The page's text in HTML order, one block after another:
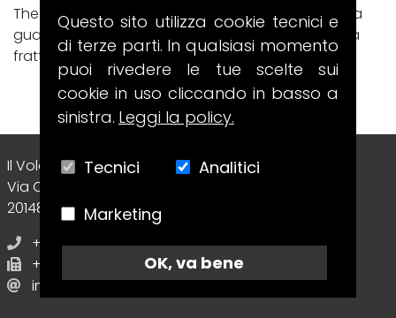
The Wow! Signal è il disco con cui i Muse tornano a
guardare il cosmo, ma lo fanno passando da una
frattura intima e totalmente...
Il Volo Srl Editore
Via Collecchio, 8
20148 - Milano (MI) - Italy
+39 02.70638412
+39 02.70638412
info@guitarclubmagazine.com
Questo sito utilizza cookie tecnici e
di terze parti. In qualsiasi momento
puoi rivedere le tue scelte sui
cookie in uso cliccando in basso a
sinistra. Leggi la policy.
Tecnici Analitici
Marketing
OK, va bene